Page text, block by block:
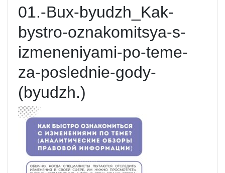
01.-Bux-byudzh_Kak-
bystro-oznakomitsya-s-
izmeneniyami-po-teme-
za-poslednie-gody-
(byudzh.)